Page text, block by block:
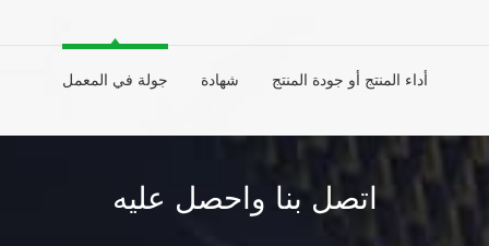
جولة في المعمل شهادة أداء المنتج أو جودة المنتج
اتصل بنا واحصل عليه